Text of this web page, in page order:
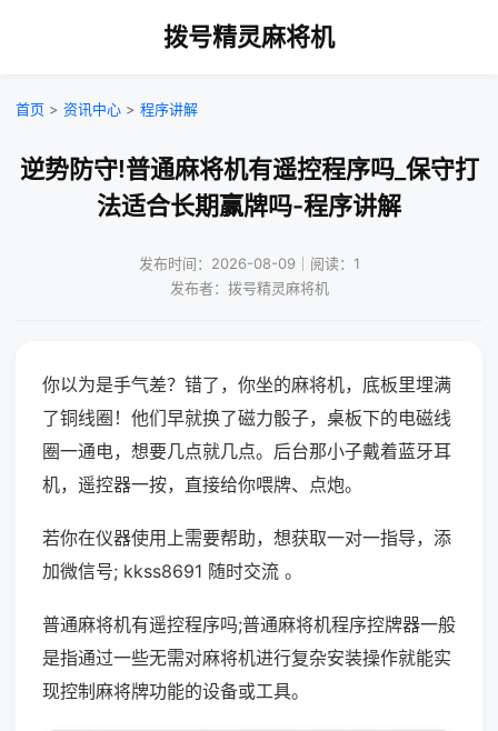
拨号精灵麻将机
首页 > 资讯中心 > 程序讲解
逆势防守!普通麻将机有遥控程序吗_保守打
法适合长期赢牌吗-程序讲解
发布时间：2026-08-09｜阅读：1
发布者：拨号精灵麻将机
你以为是手气差？错了，你坐的麻将机，底板里埋满
了铜线圈！他们早就换了磁力骰子，桌板下的电磁线
圈一通电，想要几点就几点。后台那小子戴着蓝牙耳
机，遥控器一按，直接给你喂牌、点炮。
若你在仪器使用上需要帮助，想获取一对一指导，添
加微信号; kkss8691 随时交流 。
普通麻将机有遥控程序吗;普通麻将机程序控牌器一般
是指通过一些无需对麻将机进行复杂安装操作就能实
现控制麻将牌功能的设备或工具。